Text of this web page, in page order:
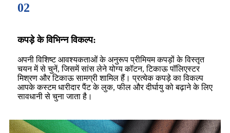
02
कपड़े के विभिन्न विकल्प:
अपनी विशिष्ट आवश्यकताओं के अनुरूप प्रीमियम कपड़ों के विस्तृत
चयन में से चुनें, जिसमें सांस लेने योग्य कॉटन, टिकाऊ पॉलिएस्टर
मिश्रण और टिकाऊ सामग्री शामिल हैं। प्रत्येक कपड़े का विकल्प
आपके कस्टम धारीदार पैंट के लुक, फील और दीर्घायु को बढ़ाने के लिए
सावधानी से चुना जाता है।